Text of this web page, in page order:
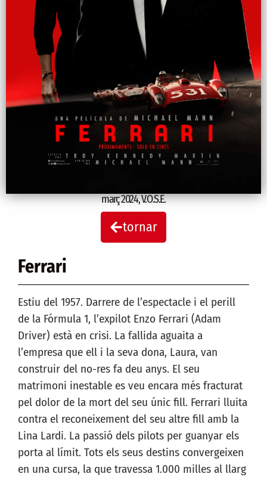
març 2024,V.O.S.E.
tornar
Ferrari
Estiu del 1957. Darrere de l’espectacle i el perill
de la Fórmula 1, l’expilot Enzo Ferrari (Adam
Driver) està en crisi. La fallida aguaita a
l’empresa que ell i la seva dona, Laura, van
construir del no-res fa deu anys. El seu
matrimoni inestable es veu encara més fracturat
pel dolor de la mort del seu únic fill. Ferrari lluita
contra el reconeixement del seu altre fill amb la
Lina Lardi. La passió dels pilots per guanyar els
porta al límit. Tots els seus destins convergeixen
en una cursa, la que travessa 1.000 milles al llarg